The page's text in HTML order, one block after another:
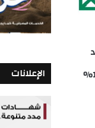
الإعلانات